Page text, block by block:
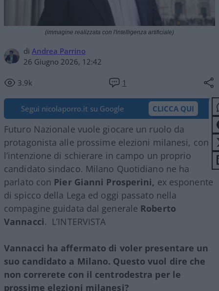
di Andrea Parrino
26 Giugno 2026, 12:42
3.9k 1
(immagine realizzata con l'intelligenza artificiale)
Segui nicolaporro.it su Google CLICCA QUI
Futuro Nazionale vuole giocare un ruolo da
protagonista alle prossime elezioni milanesi, con
l’intenzione di schierare in campo un proprio
candidato sindaco. Milano Quotidiano ne ha
parlato con Pier Gianni Prosperini, ex esponente
di spicco della Lega ed oggi passato nella
compagine guidata dal generale Roberto
Vannacci. L’INTERVISTA
Vannacci ha affermato di voler presentare un
suo candidato a Milano. Questo vuol dire che
non correrete con il centrodestra per le
prossime elezioni milanesi?